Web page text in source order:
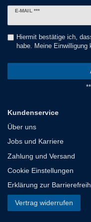
E-MAIL ***
Newsletter
Hiermit bestätige ich,
habe. Meine Einwilligung
Kundenservice
Über uns
Jobs und Karriere
Zahlung und Versand
Cookie Einstellungen
Erklärung zur
Vertrag widerrufen